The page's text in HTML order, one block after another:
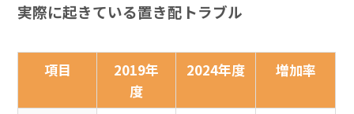
実際に起きている置き配トラブル
項目
2019年
度
2024年度 増加率